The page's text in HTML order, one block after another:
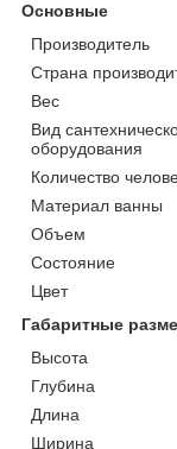
Основные
Производитель
Страна
Вес
Вид
оборудования
Количество
Материал ванны
Объем
Состояние
Цвет
Габаритные
Высота
Глубина
Длина
Ширина